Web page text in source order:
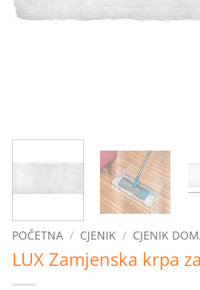
POČETNA / CJENIK / CJENIK
LUX Zamjenska krpa